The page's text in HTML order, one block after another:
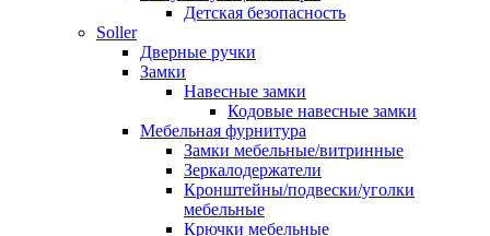
Детская безопасность
Soller
Дверные ручки
Замки
Навесные замки
Кодовые навесные замки
Мебельная фурнитура
Замки мебельные/витринные
Зеркалодержатели
Кронштейны/подвески/уголки
мебельные
Крючки мебельные